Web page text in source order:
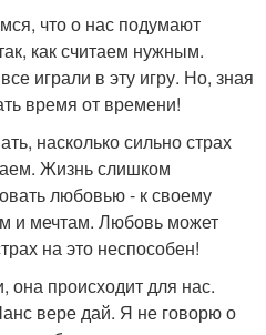
что о нас подумают
как считаем нужным.
играли в эту игру. Но, зная
время от времени!
насколько сильно страх
Жизнь слишком
любовью - к своему
и мечтам. Любовь может
на это неспособен!
она происходит для нас.
вере дай. Я не говорю о